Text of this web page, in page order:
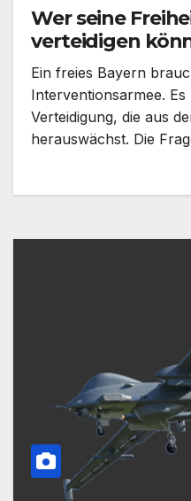
Wer seine
verteidigen
Ein freies Bayern
Interventionsarmee.
Verteidigung, die aus
herauswächst. Die